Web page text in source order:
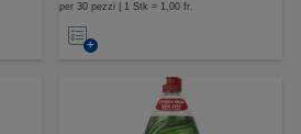
per 30 pezzi | 1 Stk = 1,00 fr.
Nell’elenco